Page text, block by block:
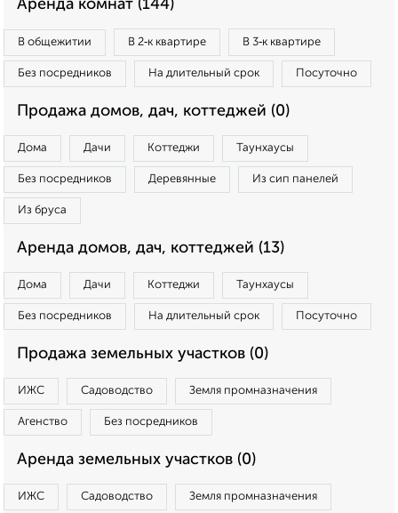
Аренда комнат (144)
В общежитии В 2‑к квартире В 3‑к квартире
Без посредников На длительный срок Посуточно
Продажа домов, дач, коттеджей (0)
Дома Дачи Коттеджи Таунхаусы
Без посредников Деревянные Из сип панелей
Из бруса
Аренда домов, дач, коттеджей (13)
Дома Дачи Коттеджи Таунхаусы
Без посредников На длительный срок Посуточно
Продажа земельных участков (0)
ИЖС Садоводство Земля промназначения
Агенство Без посредников
Аренда земельных участков (0)
ИЖС Садоводство Земля промназначения